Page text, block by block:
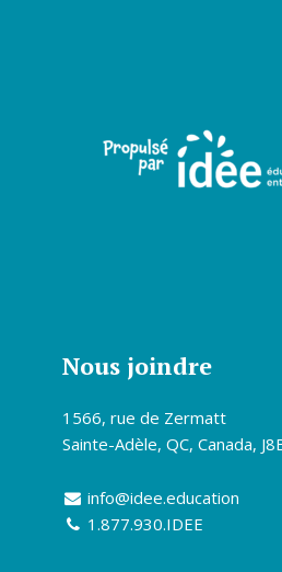
Nous joindre
1566, rue de Zermatt
Sainte-Adèle, QC, Canada,
info@idee.education
1.877.930.IDEE